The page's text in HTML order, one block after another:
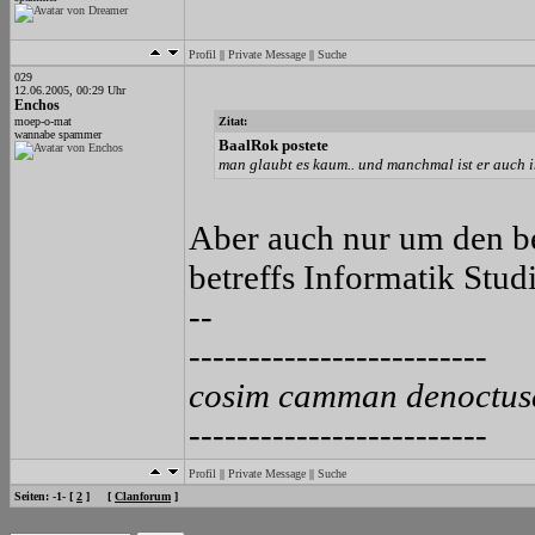
Profil || Private Message || Suche
029
12.06.2005, 00:29 Uhr
Enchos
moep-o-mat
wannabe spammer
Zitat:
BaalRok postete
man glaubt es kaum.. und manchmal ist er auch
Aber auch nur um den
betreffs Informatik
--
-------------------------
cosim camman
-------------------------
Profil || Private Message || Suche
Seiten: -1- [ 2 ] [ Clanforum ]